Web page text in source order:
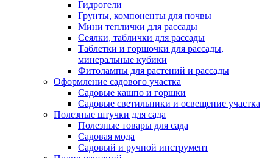
Гидрогели
Грунты, компоненты для почвы
Мини теплички для рассады
Сеялки, таблички для рассады
Таблетки и горшочки для рассады,
минеральные кубики
Фитолампы для растений и рассады
Оформление садового участка
Садовые кашпо и горшки
Садовые светильники и освещение участка
Полезные штучки для сада
Полезные товары для сада
Садовая мода
Садовый и ручной инструмент